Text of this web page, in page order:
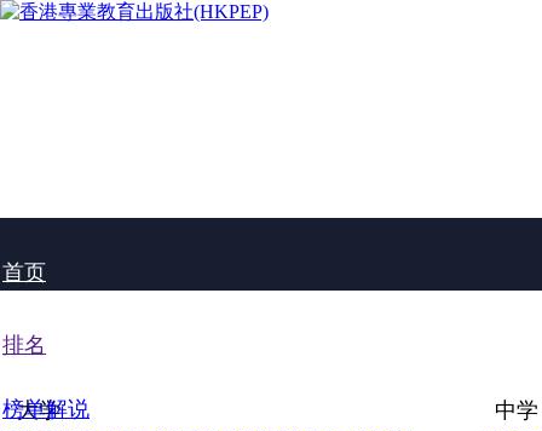
首页
排名
大学 中学
榜单解说